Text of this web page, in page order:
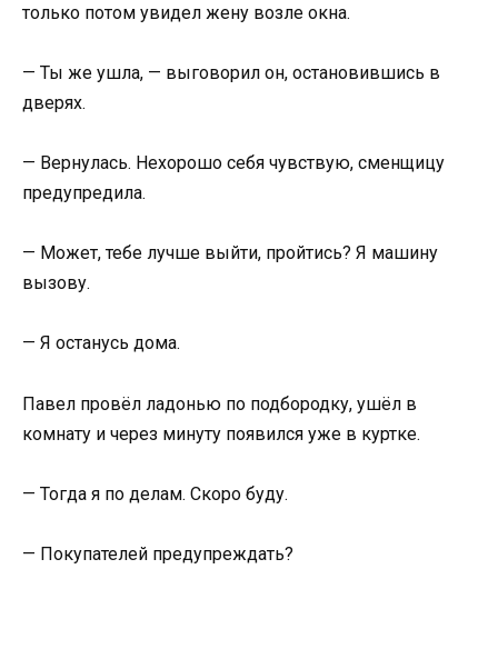
только потом увидел жену возле окна.
— Ты же ушла, — выговорил он, остановившись в
дверях.
— Вернулась. Нехорошо себя чувствую, сменщицу
предупредила.
— Может, тебе лучше выйти, пройтись? Я машину
вызову.
— Я останусь дома.
Павел провёл ладонью по подбородку, ушёл в
комнату и через минуту появился уже в куртке.
— Тогда я по делам. Скоро буду.
— Покупателей предупреждать?